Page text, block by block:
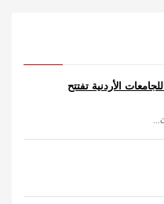
الأردنية تفتتح